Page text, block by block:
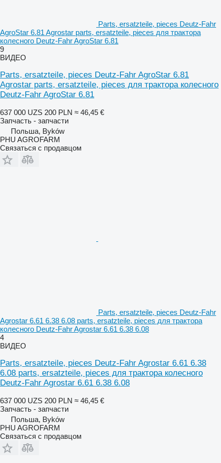
Parts, ersatzteile, pieces Deutz-Fahr
AgroStar 6.81 Agrostar parts, ersatzteile, pieces для трактора
колесного Deutz-Fahr AgroStar 6.81
9
ВИДЕО
Parts, ersatzteile, pieces Deutz-Fahr AgroStar 6.81
Agrostar parts, ersatzteile, pieces для трактора колесного
Deutz-Fahr AgroStar 6.81
637 000 UZS 200 PLN ≈ 46,45 €
Запчасть - запчасти
Польша, Byków
PHU AGROFARM
Связаться с продавцом
Parts, ersatzteile, pieces Deutz-Fahr
Agrostar 6.61 6.38 6.08 parts, ersatzteile, pieces для трактора
колесного Deutz-Fahr Agrostar 6.61 6.38 6.08
4
ВИДЕО
Parts, ersatzteile, pieces Deutz-Fahr Agrostar 6.61 6.38
6.08 parts, ersatzteile, pieces для трактора колесного
Deutz-Fahr Agrostar 6.61 6.38 6.08
637 000 UZS 200 PLN ≈ 46,45 €
Запчасть - запчасти
Польша, Byków
PHU AGROFARM
Связаться с продавцом